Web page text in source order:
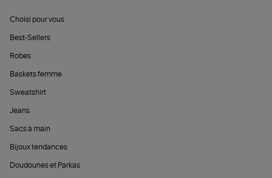
Choisi pour vous
Best-Sellers
Robes
Baskets femme
Sweatshirt
Jeans
Sacs à main
Bijoux tendances
Doudounes et Parkas